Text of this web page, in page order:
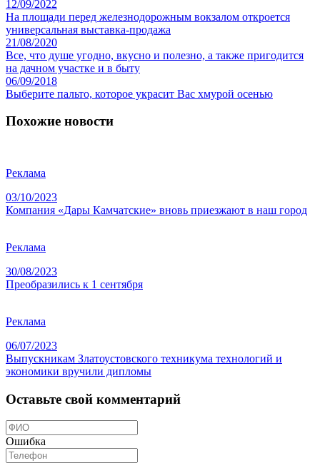
12/09/2022
На площади перед железнодорожным вокзалом откроется
универсальная выставка-продажа
21/08/2020
Все, что душе угодно, вкусно и полезно, а также пригодится
на дачном участке и в быту
06/09/2018
Выберите пальто, которое украсит Вас хмурой осенью
Похожие новости
Реклама
03/10/2023
Компания «Дары Камчатские» вновь приезжают в наш город
Реклама
30/08/2023
Преобразились к 1 сентября
Реклама
06/07/2023
Выпускникам Златоустовского техникума технологий и
экономики вручили дипломы
Оставьте свой комментарий
Ошибка